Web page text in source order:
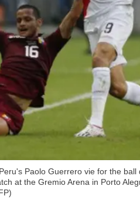
Paolo Guerrero vie for the ball
at the Gremio Arena in Porto